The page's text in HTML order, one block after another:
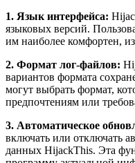
1. Язык интерфейса:
языковых версий.
им наиболее комфортен,
2. Формат лог-файлов:
вариантов формата
могут выбрать формат,
предпочтениям или
3. Автоматическое
включать или отключать
данных HijackThis. Эта